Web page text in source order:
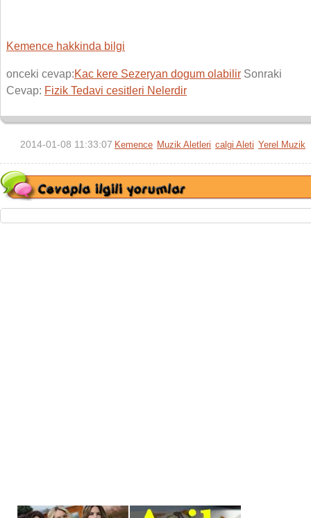
Kemence hakkinda bilgi
onceki cevap:Kac kere Sezeryan dogum olabilir Sonraki
Cevap: Fizik Tedavi cesitleri Nelerdir
2014-01-08 11:33:07 Kemence Muzik Aletleri calgi Aleti Yerel Muzik